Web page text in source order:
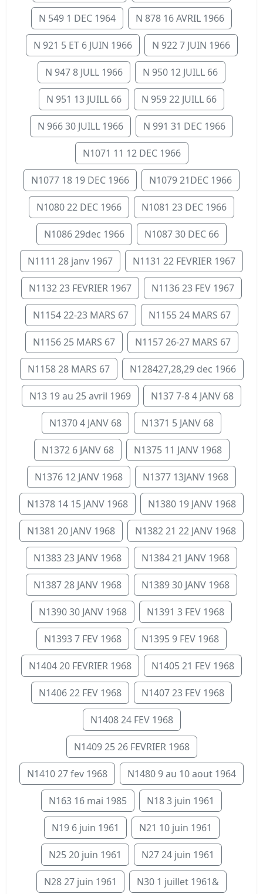
N 549 1 DEC 1964 N 878 16 AVRIL 1966
N 921 5 ET 6 JUIN 1966 N 922 7 JUIN 1966
N 947 8 JULL 1966 N 950 12 JUILL 66
N 951 13 JUILL 66 N 959 22 JUILL 66
N 966 30 JUILL 1966 N 991 31 DEC 1966
N1071 11 12 DEC 1966
N1077 18 19 DEC 1966 N1079 21DEC 1966
N1080 22 DEC 1966 N1081 23 DEC 1966
N1086 29dec 1966 N1087 30 DEC 66
N1111 28 janv 1967 N1131 22 FEVRIER 1967
N1132 23 FEVRIER 1967 N1136 23 FEV 1967
N1154 22-23 MARS 67 N1155 24 MARS 67
N1156 25 MARS 67 N1157 26-27 MARS 67
N1158 28 MARS 67 N128427,28,29 dec 1966
N13 19 au 25 avril 1969 N137 7-8 4 JANV 68
N1370 4 JANV 68 N1371 5 JANV 68
N1372 6 JANV 68 N1375 11 JANV 1968
N1376 12 JANV 1968 N1377 13JANV 1968
N1378 14 15 JANV 1968 N1380 19 JANV 1968
N1381 20 JANV 1968 N1382 21 22 JANV 1968
N1383 23 JANV 1968 N1384 21 JANV 1968
N1387 28 JANV 1968 N1389 30 JANV 1968
N1390 30 JANV 1968 N1391 3 FEV 1968
N1393 7 FEV 1968 N1395 9 FEV 1968
N1404 20 FEVRIER 1968 N1405 21 FEV 1968
N1406 22 FEV 1968 N1407 23 FEV 1968
N1408 24 FEV 1968
N1409 25 26 FEVRIER 1968
N1410 27 fev 1968 N1480 9 au 10 aout 1964
N163 16 mai 1985 N18 3 juin 1961
N19 6 juin 1961 N21 10 juin 1961
N25 20 juin 1961 N27 24 juin 1961
N28 27 juin 1961 N30 1 juillet 1961&